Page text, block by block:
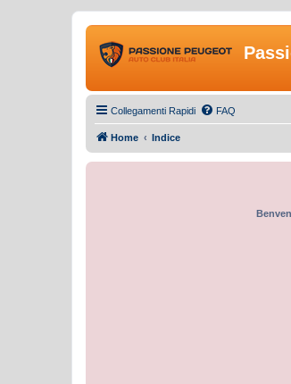
Collegamenti Rapidi FAQ
Home Indice